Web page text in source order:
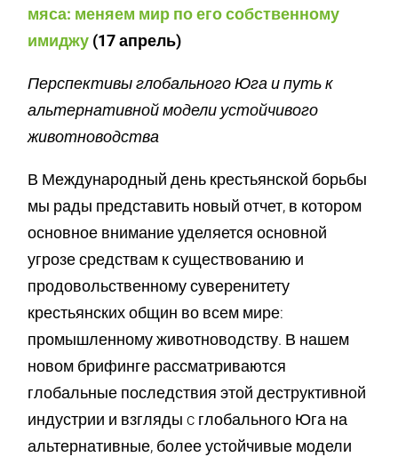
мяса: меняем мир по его собственному
имиджу (17 апрель)
Перспективы глобального Юга и путь к
альтернативной модели устойчивого
животноводства
В Международный день крестьянской борьбы
мы рады представить новый отчет, в котором
основное внимание уделяется основной
угрозе средствам к существованию и
продовольственному суверенитету
крестьянских общин во всем мире:
промышленному животноводству. В нашем
новом брифинге рассматриваются
глобальные последствия этой деструктивной
индустрии и взгляды c глобального Юга на
альтернативные, более устойчивые модели